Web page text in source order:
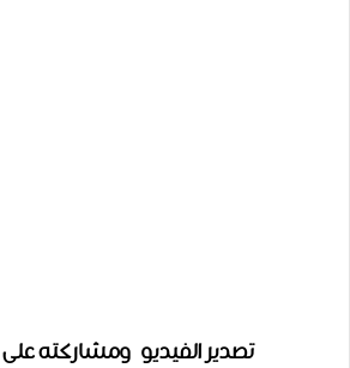
تصدير الفيديو ومشاركته على